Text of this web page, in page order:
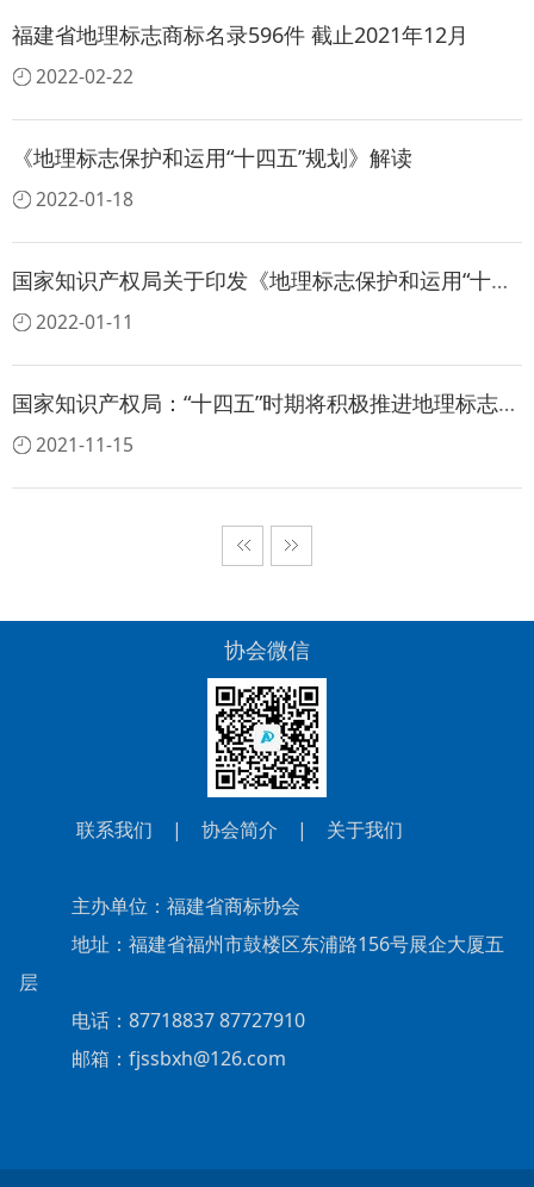
福建省地理标志商标名录596件 截止2021年12月
2022-02-22
《地理标志保护和运用“十四五”规划》解读
2022-01-18
国家知识产权局关于印发《地理标志保护和运用“十四五”规划》的通知
2022-01-11
国家知识产权局：“十四五”时期将积极推进地理标志专门立法
2021-11-15
协会微信
联系我们 | 协会简介 | 关于我们
主办单位：福建省商标协会
地址：福建省福州市鼓楼区东浦路156号展企大厦五
层
电话：87718837 87727910
邮箱：fjssbxh@126.com